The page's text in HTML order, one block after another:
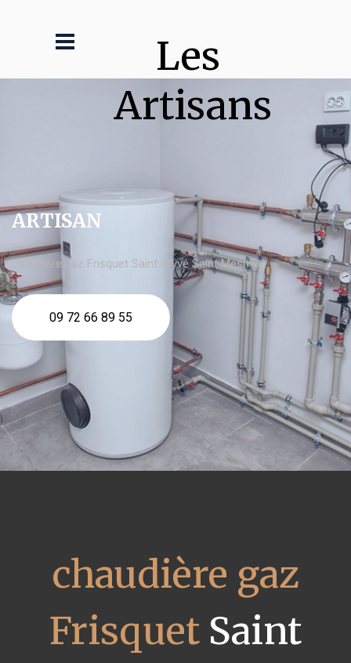
Les
Artisans
ARTISAN
chaudière gaz Frisquet Saint Pryvé Saint Mesmin
09 72 66 89 55
chaudière gaz
FrisquetSaint